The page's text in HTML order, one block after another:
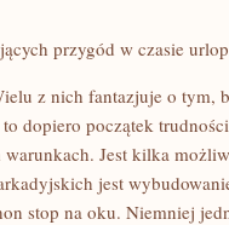
przygód w czasie
z nich fantazjuje o tym,
dopiero początek
Jest kilka
jest
stop na oku. Niemniej